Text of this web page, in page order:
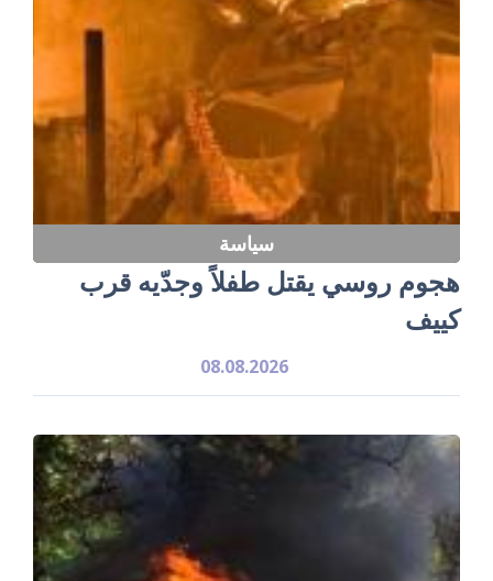
سياسة
هجوم روسي يقتل طفلاً وجدّيه قرب
كييف
08.08.2026